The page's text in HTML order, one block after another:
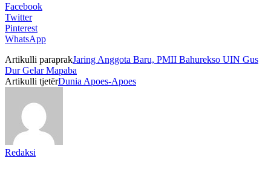
Facebook
Twitter
Pinterest
WhatsApp
Artikulli paraprakJaring Anggota Baru, PMII Bahurekso UIN Gus
Dur Gelar Mapaba
Artikulli tjetërDunia Apoes-Apoes
Redaksi